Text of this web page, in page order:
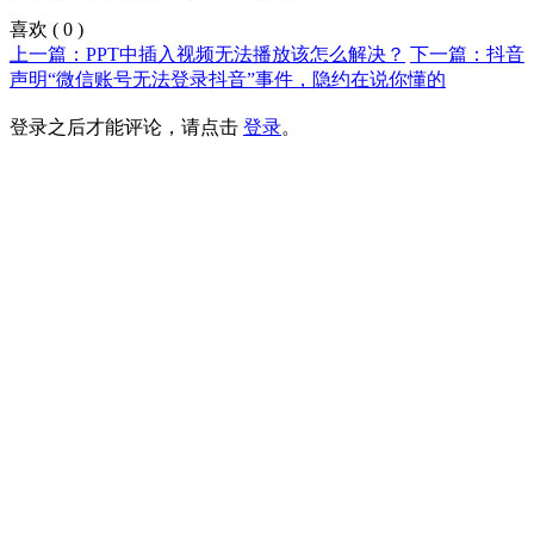
喜欢 ( 0 )
上一篇：PPT中插入视频无法播放该怎么解决？ 下一篇：抖音
声明“微信账号无法登录抖音”事件，隐约在说你懂的
登录之后才能评论，请点击 登录。